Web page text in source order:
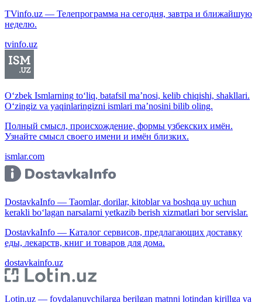
TVinfo.uz — Телепрограмма на сегодня, завтра и ближайшую
неделю.
tvinfo.uz
O‘zbek Ismlarning to‘liq, batafsil ma’nosi, kelib chiqishi, shakllari.
O‘zingiz va yaqinlaringizni ismlari ma’nosini bilib oling.
Полный смысл, происхождение, формы узбекских имён.
Узнайте смысл своего имени и имён близких.
ismlar.com
DostavkaInfo — Taomlar, dorilar, kitoblar va boshqa uy uchun
kerakli bo‘lagan narsalarni yetkazib berish xizmatlari bor servislar.
DostavkaInfo — Каталог сервисов, предлагающих доставку
еды, лекарств, книг и товаров для дома.
dostavkainfo.uz
Lotin.uz — foydalanuvchilarga berilgan matnni lotindan kirillga va